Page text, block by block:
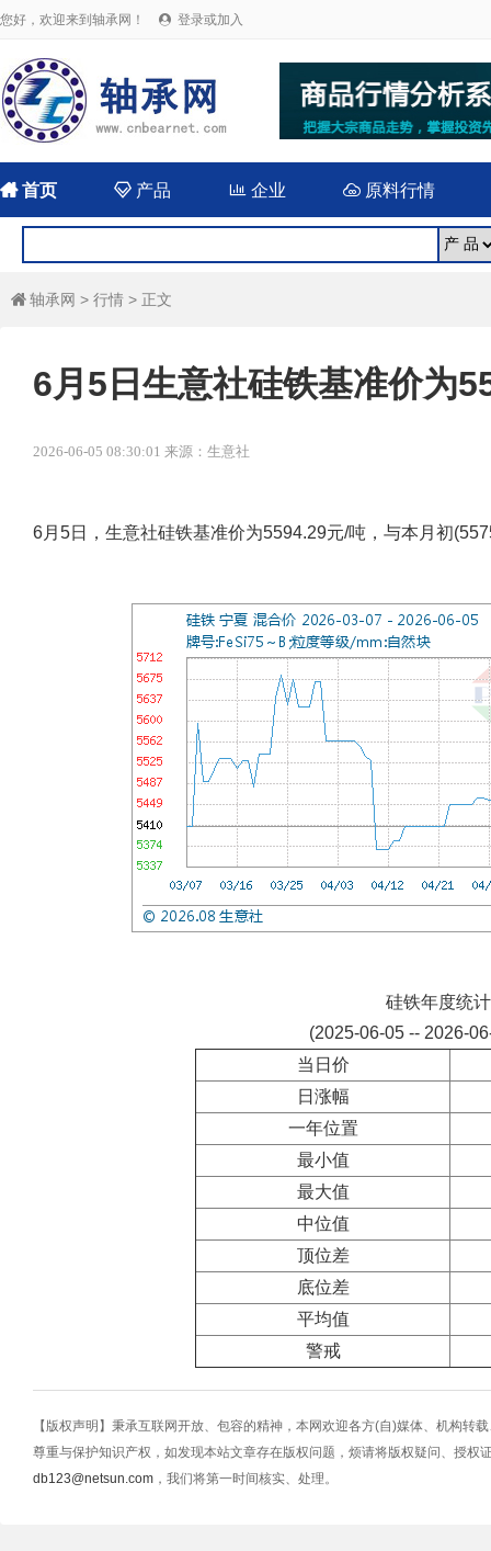
您好，欢迎来到轴承网！  登录或加入
首页  产品 企业 原料行情
 轴承网 > 行情 > 正文
6月5日生意社硅铁基准价为
2026-06-05 08:30:01 来源：生意社
6月5日，生意社硅铁基准价为5594.29元/吨，与本月初
硅铁年度统计
(2025-06-05 -- 2026-
当日价
日涨幅
一年位置
最小值
最大值
中位值
顶位差
底位差
平均值
警戒
【版权声明】秉承互联网开放、包容的精神，本网欢迎各方(自)媒体、机构转
尊重与保护知识产权，如发现本站文章存在版权问题，烦请将版权疑问、授权
db123@netsun.com ，我们将第一时间核实、处理。